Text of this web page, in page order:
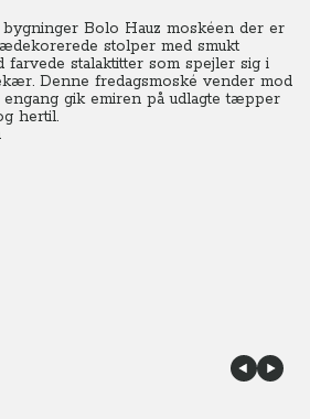
Bolo Hauz moskéen der er
stolper med smukt
farvede stalaktitter som spejler sig i
Denne fredagsmoské vender mod
gik emiren på udlagte tæpper
hertil.